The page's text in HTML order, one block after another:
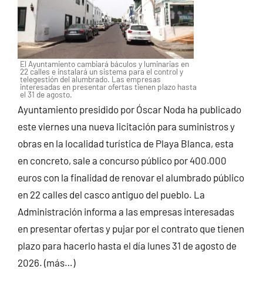
El Ayuntamiento cambiará báculos y luminarias en
22 calles e instalará un sistema para el control y
telegestión del alumbrado. Las empresas
interesadas en presentar ofertas tienen plazo hasta
el 31 de agosto.
Ayuntamiento presidido por Óscar Noda ha publicado
este viernes una nueva licitación para suministros y
obras en la localidad turística de Playa Blanca, esta
en concreto, sale a concurso público por 400.000
euros con la finalidad de renovar el alumbrado público
en 22 calles del casco antiguo del pueblo. La
Administración informa a las empresas interesadas
en presentar ofertas y pujar por el contrato que tienen
plazo para hacerlo hasta el día lunes 31 de agosto de
2026. (más…)